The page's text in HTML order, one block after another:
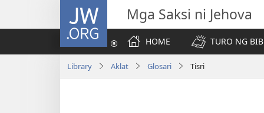
JW.ORG Mga Saksi ni Jehova
HOME
TURO NG
Library Aklat Glosari Tisri